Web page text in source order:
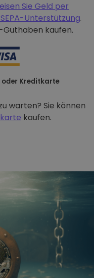
Sie Geld per
Unterstützung.
Guthaben kaufen.
oder Kreditkarte
warten? Sie können
kaufen.